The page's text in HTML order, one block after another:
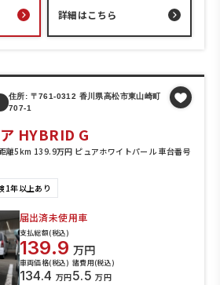
詳細はこちら
住所: 〒761-0312 香川県高松市東山崎町
707-1
HYBRID G
離5km 139.9万円 ピュアホワイトパール 車台番号
1年以上あり
届出済未使用車
支払総額(税込)
139.9 万円
車両価格(税込)
134.4 万円
諸費用(税込)
5.5 万円